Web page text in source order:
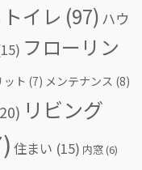
トイレ (97) ハウ
フローリン
ット (7) メンテナンス (8)
リビング
住まい (15) 内窓(6)